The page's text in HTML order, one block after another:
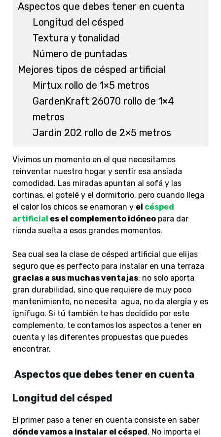
Aspectos que debes tener en cuenta
Longitud del césped
Textura y tonalidad
Número de puntadas
Mejores tipos de césped artificial
Mirtux rollo de 1×5 metros
GardenKraft 26070 rollo de 1×4
metros
Jardin 202 rollo de 2×5 metros
Vivimos un momento en el que necesitamos
reinventar nuestro hogar y sentir esa ansiada
comodidad. Las miradas apuntan al sofá y las
cortinas, el gotelé y el dormitorio, pero cuando llega
el calor los chicos se enamoran y el césped
artificial es el complemento idóneo para dar
rienda suelta a esos grandes momentos.
Sea cual sea la clase de césped artificial que elijas
seguro que es perfecto para instalar en una terraza
gracias a sus muchas ventajas: no solo aporta
gran durabilidad, sino que requiere de muy poco
mantenimiento, no necesita agua, no da alergia y es
ignífugo. Si tú también te has decidido por este
complemento, te contamos los aspectos a tener en
cuenta y las diferentes propuestas que puedes
encontrar.
Aspectos que debes tener en cuenta
Longitud del césped
El primer paso a tener en cuenta consiste en saber
dónde vamos a instalar el césped. No importa el